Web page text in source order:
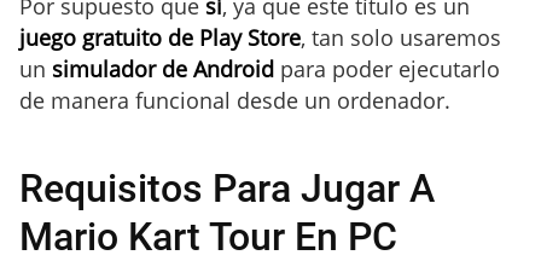
juego gratuito de Play Store, tan solo usaremos
un simulador de Android para poder ejecutarlo
de manera funcional desde un ordenador.
Requisitos Para Jugar A
Mario Kart Tour En PC